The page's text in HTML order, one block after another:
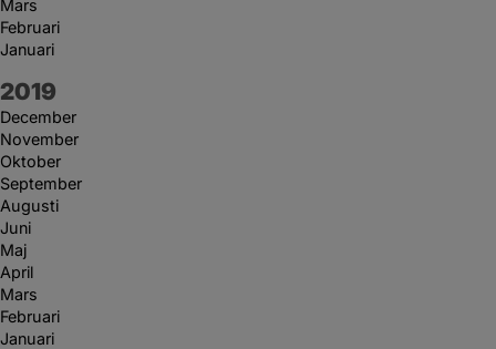
Mars
Februari
Januari
År:
2019
December
November
Oktober
September
Augusti
Juni
Maj
April
Mars
Februari
Januari